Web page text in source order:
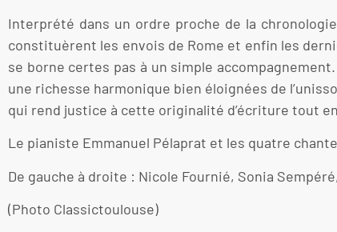
Interprété dans un ordre proche de la
constituèrent les envois de Rome et enfin les
se borne certes pas à un simple
une richesse harmonique bien éloignées de
qui rend justice à cette originalité d’écriture tout
Le pianiste Emmanuel Pélaprat et les quatre
De gauche à droite : Nicole Fournié, Sonia
(Photo Classictoulouse)